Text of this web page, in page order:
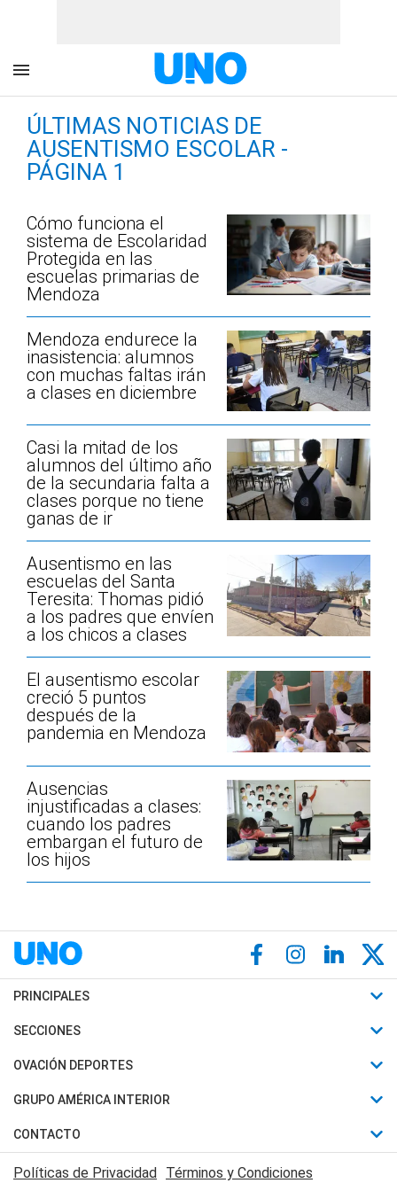
ÚLTIMAS NOTICIAS DE
AUSENTISMO ESCOLAR -
PÁGINA 1
Cómo funciona el
sistema de Escolaridad
Protegida en las
escuelas primarias de
Mendoza
Mendoza endurece la
inasistencia: alumnos
con muchas faltas irán
a clases en diciembre
Casi la mitad de los
alumnos del último año
de la secundaria falta a
clases porque no tiene
ganas de ir
Ausentismo en las
escuelas del Santa
Teresita: Thomas pidió
a los padres que envíen
a los chicos a clases
El ausentismo escolar
creció 5 puntos
después de la
pandemia en Mendoza
Ausencias
injustificadas a clases:
cuando los padres
embargan el futuro de
los hijos
PRINCIPALES
Últimas Noticias
Política
Judiciales
Economia
SECCIONES
Horóscopo
Motores
Trucos caseros
Series y Películas
OVACIÓN DEPORTES
Fútbol
Mundial
Automovilismo
Rugby
GRUPO AMÉRICA INTERIOR
Canal 7 en Vivo
CONTACTO
Acerca de Nosotros
Políticas de Privacidad Términos y Condiciones